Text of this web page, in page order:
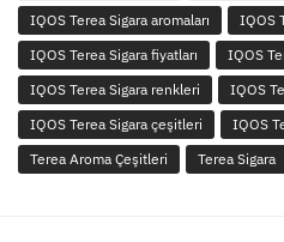
IQOS Terea Sigara aromaları
IQOS
IQOS Terea Sigara fiyatları
IQOS
IQOS Terea Sigara renkleri
IQOS
IQOS Terea Sigara çeşitleri
IQOS
Terea Aroma Çeşitleri
Terea Sigara